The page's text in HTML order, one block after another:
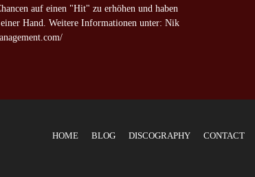
auf einen "Hit" zu erhöhen und haben
Hand. Weitere Informationen unter: Nik
HOME BLOG DISCOGRAPHY CONTACT